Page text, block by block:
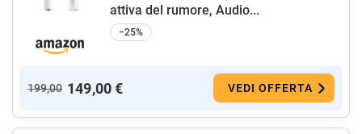
attiva del rumore, Audio...
−25%
199,00 149,00 € VEDI OFFERTA